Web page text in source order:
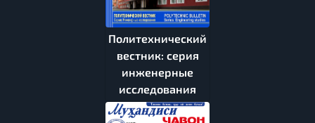
Политехнический
вестник: серия
инженерные
исследования